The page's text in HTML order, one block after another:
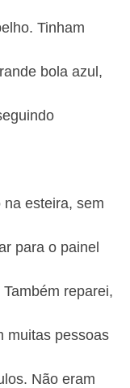
Tinham
bola azul,
esteira, sem
para o painel
reparei,
muitas pessoas
Não eram